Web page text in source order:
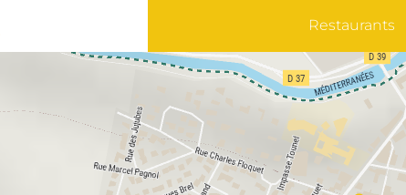
Restaurants